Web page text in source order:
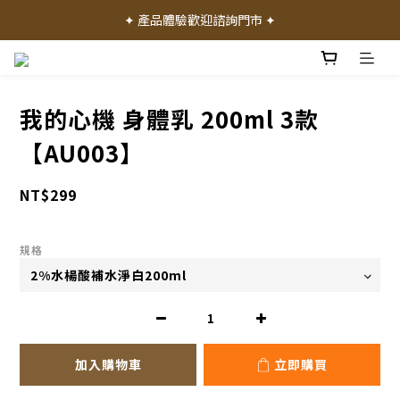
✦ 加入會員就送 50 元購物禮金 ✦
✦ 產品體驗歡迎諮詢門市 ✦
我的心機 身體乳 200ml 3款
【AU003】
NT$299
規格
加入購物車 立即購買